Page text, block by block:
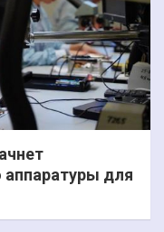
аппаратуры для